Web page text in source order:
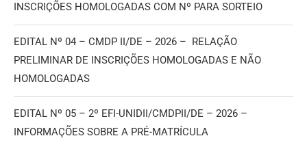
INSCRIÇÕES HOMOLOGADAS COM Nº PARA SORTEIO
EDITAL Nº 04 – CMDP II/DE – 2026 – RELAÇÃO
PRELIMINAR DE INSCRIÇÕES HOMOLOGADAS E NÃO
HOMOLOGADAS
EDITAL Nº 05 – 2º EFI-UNIDII/CMDPII/DE – 2026 –
INFORMAÇÕES SOBRE A PRÉ-MATRÍCULA